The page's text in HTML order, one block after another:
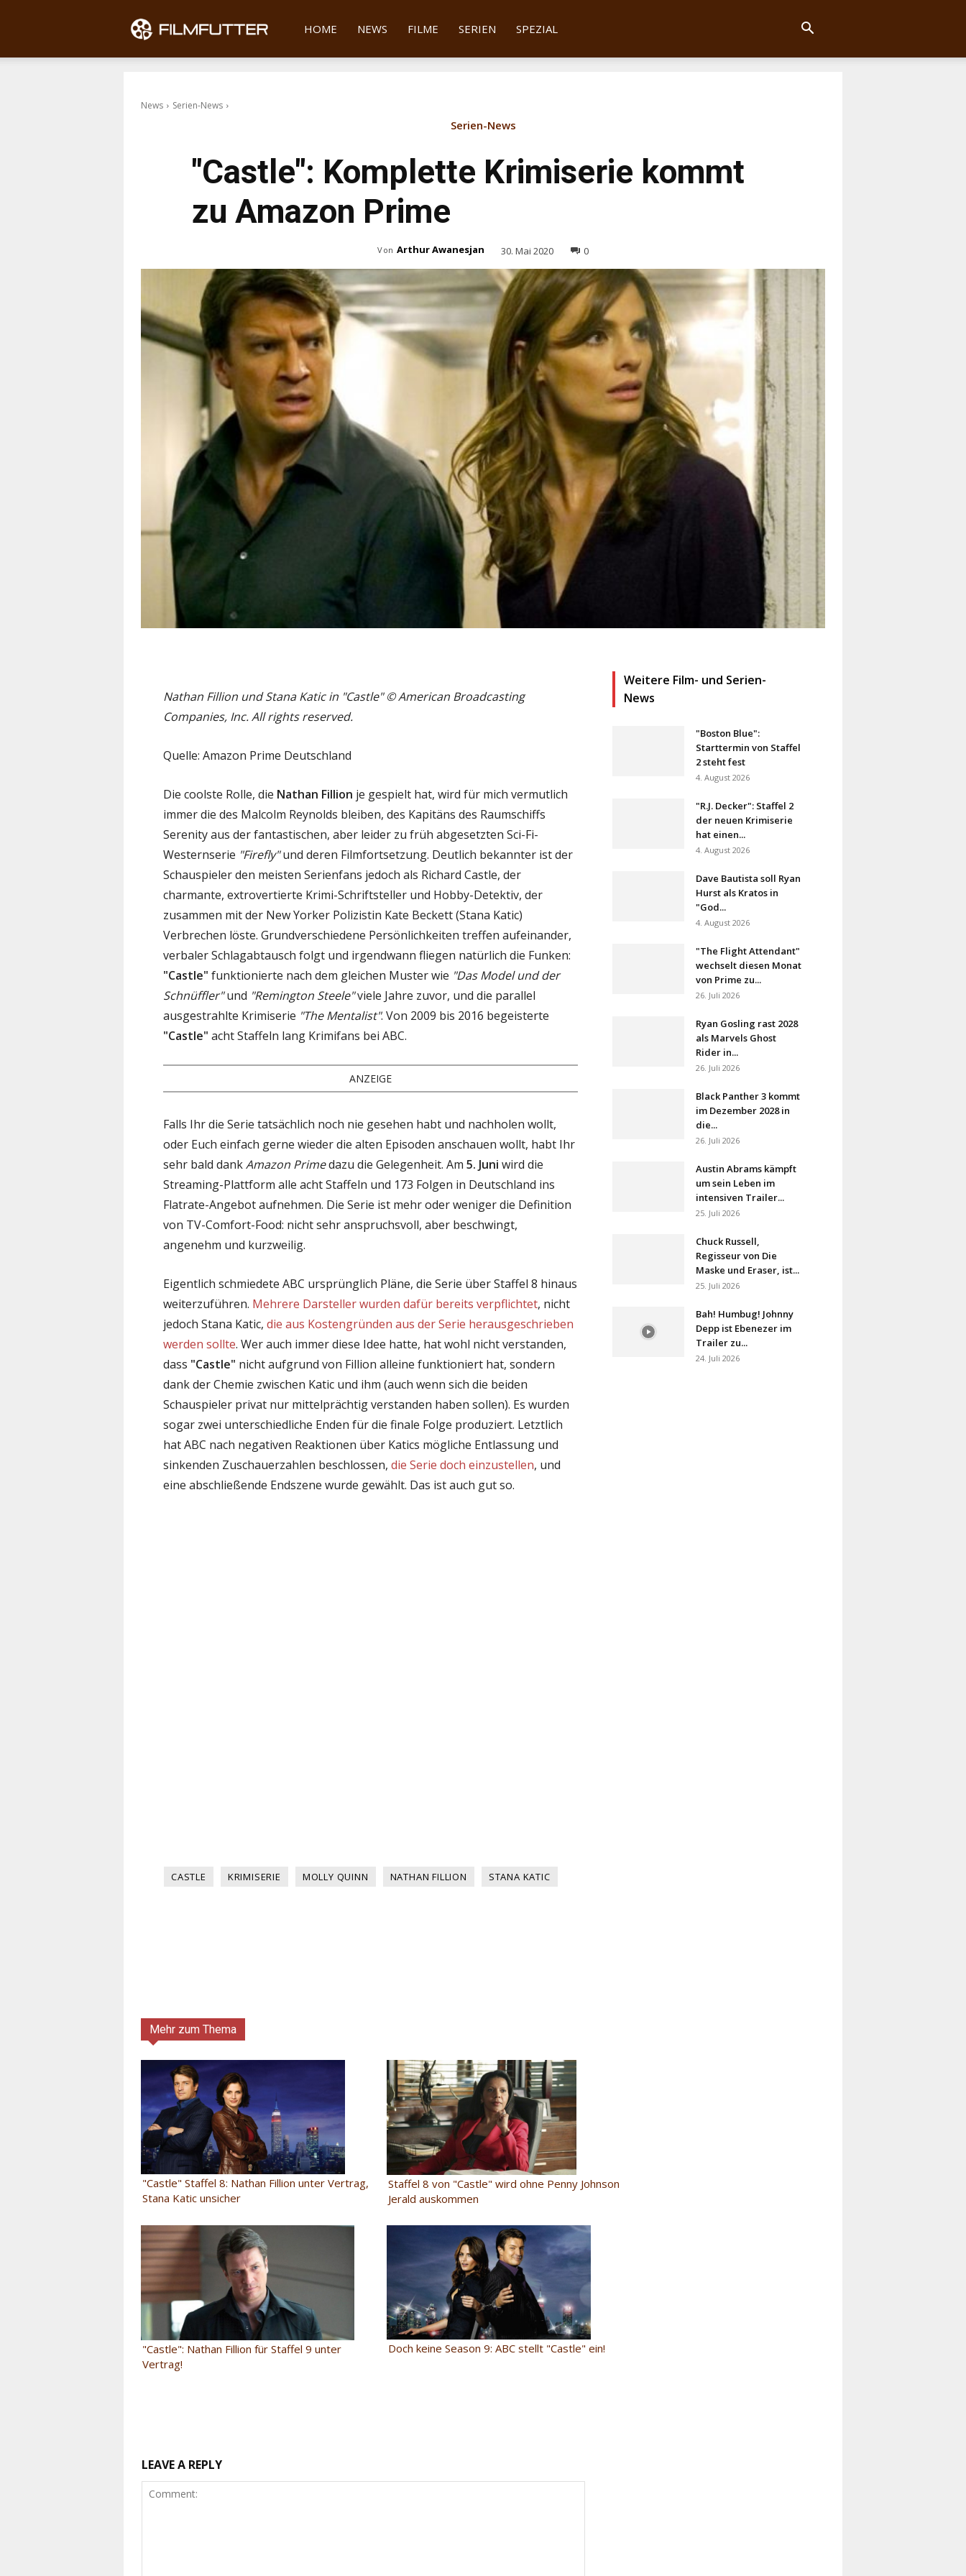
Filmfutter
HOME NEWS FILME SERIEN SPEZIAL
News Serien-News
Serien-News
"Castle": Komplette Krimiserie kommt
zu Amazon Prime
Von Arthur Awanesjan 30. Mai 2020 0
Nathan Fillion und Stana Katic in "Castle" © American Broadcasting
Companies, Inc. All rights reserved.
Quelle: Amazon Prime Deutschland
Die coolste Rolle, die Nathan Fillion je gespielt hat, wird für mich vermutlich
immer die des Malcolm Reynolds bleiben, des Kapitäns des Raumschiffs
Serenity aus der fantastischen, aber leider zu früh abgesetzten Sci-Fi-
Westernserie "Firefly"und deren Filmfortsetzung. Deutlich bekannter ist der
Schauspieler den meisten Serienfans jedoch als Richard Castle, der
charmante, extrovertierte Krimi-Schriftsteller und Hobby-Detektiv, der
zusammen mit der New Yorker Polizistin Kate Beckett (Stana Katic)
Verbrechen löste. Grundverschiedene Persönlichkeiten treffen aufeinander,
verbaler Schlagabtausch folgt und irgendwann fliegen natürlich die Funken:
"Castle" funktionierte nach dem gleichen Muster wie "Das Model und der
Schnüffler"und "Remington Steele"viele Jahre zuvor, und die parallel
ausgestrahlte Krimiserie "The Mentalist". Von 2009 bis 2016 begeisterte
"Castle" acht Staffeln lang Krimifans bei ABC.
ANZEIGE
Falls Ihr die Serie tatsächlich noch nie gesehen habt und nachholen wollt,
oder Euch einfach gerne wieder die alten Episoden anschauen wollt, habt Ihr
sehr bald dankAmazon Primedazu die Gelegenheit. Am 5. Juni wird die
Streaming-Plattform alle acht Staffeln und 173 Folgen in Deutschland ins
Flatrate-Angebot aufnehmen. Die Serie ist mehr oder weniger die Definition
von TV-Comfort-Food: nicht sehr anspruchsvoll, aber beschwingt,
angenehm und kurzweilig.
Eigentlich schmiedete ABC ursprünglich Pläne, die Serie über Staffel 8 hinaus
weiterzuführen. Mehrere Darsteller wurden dafür bereits verpflichtet, nicht
jedoch Stana Katic, die aus Kostengründen aus der Serie herausgeschrieben
werden sollte. Wer auch immer diese Idee hatte, hat wohl nicht verstanden,
dass "Castle" nicht aufgrund von Fillion alleine funktioniert hat, sondern
dank der Chemie zwischen Katic und ihm (auch wenn sich die beiden
Schauspieler privat nur mittelprächtig verstanden haben sollen). Es wurden
sogar zwei unterschiedliche Enden für die finale Folge produziert. Letztlich
hat ABC nach negativen Reaktionen über Katics mögliche Entlassung und
sinkenden Zuschauerzahlen beschlossen, die Serie doch einzustellen, und
eine abschließende Endszene wurde gewählt. Das ist auch gut so.
CASTLE KRIMISERIE MOLLY QUINN NATHAN FILLION STANA KATIC
Weitere Film- und Serien-
News
"Boston Blue":
Starttermin von Staffel
2 steht fest
4. August 2026
"R.J. Decker": Staffel 2
der neuen Krimiserie
hat einen...
4. August 2026
Dave Bautista soll Ryan
Hurst als Kratos in
"God...
4. August 2026
"The Flight Attendant"
wechselt diesen Monat
von Prime zu...
26. Juli 2026
Ryan Gosling rast 2028
als Marvels Ghost
Rider in...
26. Juli 2026
Black Panther 3 kommt
im Dezember 2028 in
die...
26. Juli 2026
Austin Abrams kämpft
um sein Leben im
intensiven Trailer...
25. Juli 2026
Chuck Russell,
Regisseur von Die
Maske und Eraser, ist...
25. Juli 2026
Bah! Humbug! Johnny
Depp ist Ebenezer im
Trailer zu...
24. Juli 2026
Mehr zum Thema
"Castle" Staffel 8: Nathan Fillion unter Vertrag,
Stana Katic unsicher
Staffel 8 von "Castle" wird ohne Penny Johnson
Jerald auskommen
"Castle": Nathan Fillion für Staffel 9 unter
Vertrag!
Doch keine Season 9: ABC stellt "Castle" ein!
LEAVE A REPLY